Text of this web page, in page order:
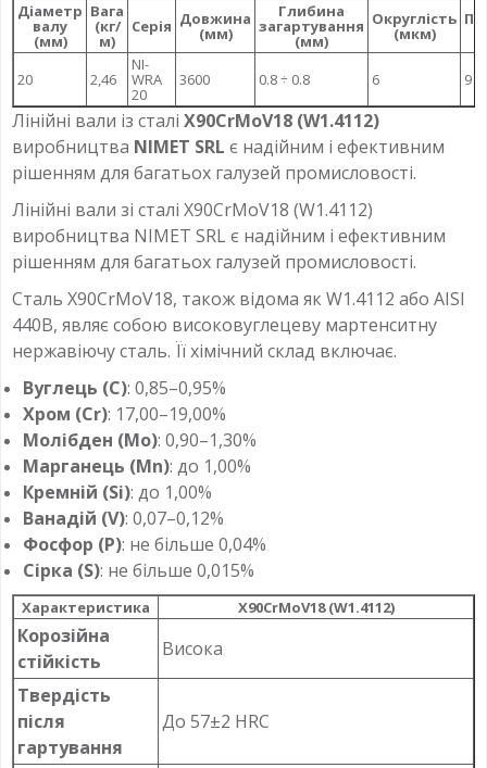
Діаметр
валу
(мм)
Вага
(кг/
м)
Серія Довжина
(мм)
Глибина
загартування
(мм)
Округлість
(мкм)
20 2,46
NI-
WRA
20
3600 0.8 ÷ 0.8 6 9
Лінійні вали із сталі X90CrMoV18 (W1.4112)
виробництва NIMET SRL є надійним і ефективним
рішенням для багатьох галузей промисловості.
Лінійні вали зі сталі X90CrMoV18 (W1.4112)
виробництва NIMET SRL є надійним і ефективним
рішенням для багатьох галузей промисловості.
Сталь X90CrMoV18, також відома як W1.4112 або AISI
440B, являє собою високовуглецеву мартенситну
нержавіючу сталь. Її хімічний склад включає.
Вуглець (C): 0,85–0,95%
Хром (Cr): 17,00–19,00%
Молібден (Mo): 0,90–1,30%
Марганець (Mn): до 1,00%
Кремній (Si): до 1,00%
Ванадій (V): 0,07–0,12%
Фосфор (P): не більше 0,04%
Сірка (S): не більше 0,015%
Характеристика X90CrMoV18 (W1.4112)
Корозійна
стійкість
Висока
Твердість
після
гартування
До 57±2 HRC